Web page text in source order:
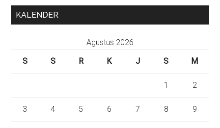
KALENDER
Agustus 2026
S
S R K J S M
1 2
3 4 5 6 7 8 9